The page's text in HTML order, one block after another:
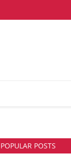
POPULAR POSTS